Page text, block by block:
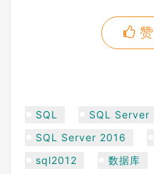
赞
SQL SQL Server
SQL Server 2016
sql2012
数据库